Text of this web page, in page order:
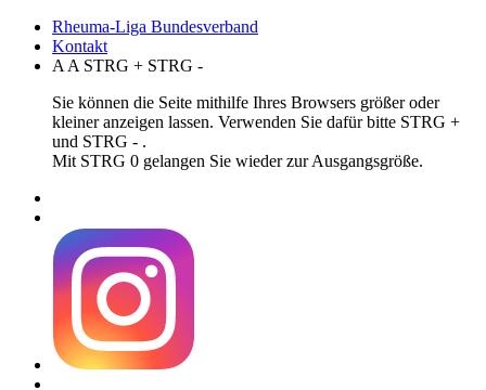
Rheuma-Liga Bundesverband
Kontakt
A A STRG + STRG -
Sie können die Seite mithilfe Ihres Browsers größer oder
kleiner anzeigen lassen. Verwenden Sie dafür bitte STRG +
und STRG - .
Mit STRG 0 gelangen Sie wieder zur Ausgangsgröße.